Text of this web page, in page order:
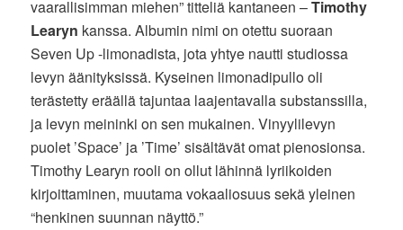
vaarallisimman miehen” titteliä kantaneen –Timothy
Learyn kanssa. Albumin nimi on otettu suoraan
Seven Up -limonadista, jota yhtye nautti studiossa
levyn äänityksissä. Kyseinen limonadipullo oli
terästetty eräällä tajuntaa laajentavalla substanssilla,
ja levyn meininki on sen mukainen. Vinyylilevyn
puolet ’Space’ ja ’Time’ sisältävät omat pienosionsa.
Timothy Learyn rooli on ollut lähinnä lyriikoiden
kirjoittaminen, muutama vokaaliosuus sekä yleinen
“henkinen suunnan näyttö.”